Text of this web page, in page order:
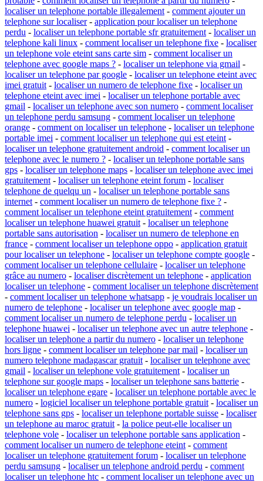
localiser un telephone portable illegalement - comment ajouter un
telephone sur localiser- application pour localiser un telephone
perdu - localiser un telephone portable sfr gratuitement - localiser un
telephone kali linux - comment localiser un telephone fixe - localiser
un telephone vole eteint sans carte sim - comment localiser un
telephone avec google maps ? - localiser un telephone via gmail -
localiser un telephone par google - localiser un telephone eteint avec
imei gratuit - localiser un numero de telephone fixe - localiser un
telephone eteint avec imei - localiser un telephone portable avec
gmail - localiser un telephone avec son numero - comment localiser
un telephone perdu samsung - comment localiser un telephone
orange - comment on localiser un telephone - localiser un telephone
portable imei - comment localiser un telephone qui est eteint -
localiser un telephone gratuitement android - comment localiser un
telephone avec le numero ? - localiser un telephone portable sans
gps - localiser un telephone maps - localiser un telephone avec imei
gratuitement - localiser un telephone eteint forum - localiser
telephone de quelqu un - localiser un telephone portable sans
internet - comment localiser un numero de telephone fixe ? -
comment localiser un telephone eteint gratuitement - comment
localiser un telephone huawei gratuit - localiser un telephone
portable sans autorisation - localiser un numero de telephone en
france - comment localiser un telephone oppo - application gratuit
pour localiser un telephone - localiser un telephone compte google -
comment localiser un telephone cellulaire - localiser un telephone
grâce au numero - localiser discrètement un telephone - application
localiser un telephone - comment localiser un telephone discrètement
- comment localiser un telephone whatsapp - je voudrais localiser un
numero de telephone - localiser un telephone avec google map -
comment localiser un numero de telephone perdu - localiser un
telephone huawei - localiser un telephone avec un autre telephone -
localiser un telephone a partir du numero - localiser un telephone
hors ligne - comment localiser un telephone par mail - localiser un
numero telephone madagascar gratuit - localiser un telephone avec
gmail - localiser un telephone vole gratuitement - localiser un
telephone sur google maps - localiser un telephone sans batterie -
localiser un telephone egare - localiser un telephone portable avec le
numero - logiciel localiser un telephone portable gratuit - localiser un
telephone sans gps - localiser un telephone portable suisse - localiser
un telephone au maroc gratuit - la police peut-elle localiser un
telephone vole - localiser un telephone portable sans application -
comment localiser un numero de telephone eteint - comment
localiser un telephone gratuitement forum - localiser un telephone
perdu samsung - localiser un telephone android perdu - comment
localiser un telephone htc - comment localiser un telephone avec un